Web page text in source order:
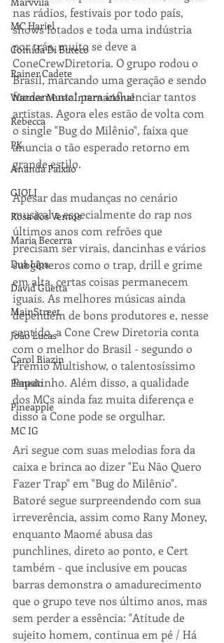
MC Hariel
Comida Di Buteco
Rainer Cadete
Warner Music Internacional
Rebecca
PK
Ananda Paixão
GIOLI
Rosa dos Ventos
Maria Becerra
Dua Lipa
David Guetta
MainStreet
João Lucas
Carol Biazin
Penedo
Pineapple
MC IG
nas rádios, festivais por todo país,
shows lotados e toda uma indústria
por trás, muito se deve a
ConeCrewDiretoria. O grupo rodou o
Brasil, marcando uma geração e sendo
fundamental para influenciar tantos
artistas. Agora eles estão de volta com
o single "Bug do Milênio", faixa que
anuncia o tão esperado retorno em
grande estilo.
Apesar das mudanças no cenário
musical e especialmente do rap nos
últimos anos com refrões que
precisam ser virais, dancinhas e vários
subgêneros como o trap, drill e grime
em alta, certas coisas permanecem
iguais. As melhores músicas ainda
dependem de bons produtores e, nesse
sentido, a Cone Crew Diretoria conta
com o melhor do Brasil - segundo o
Prêmio Multishow, o talentosíssimo
Papatinho. Além disso, a qualidade
dos MCs ainda faz muita diferença e
disso a Cone pode se orgulhar.
Ari segue com suas melodias fora da
caixa e brinca ao dizer "Eu Não Quero
Fazer Trap" em "Bug do Milênio".
Batoré segue surpreendendo com sua
irreverência, assim como Rany Money,
enquanto Maomé abusa das
punchlines, direto ao ponto, e Cert
também - que inclusive em poucas
barras demonstra o amadurecimento
que o grupo teve nos último anos, mas
sem perder a essência: "Atitude de
sujeito homem, continua em pé / Há